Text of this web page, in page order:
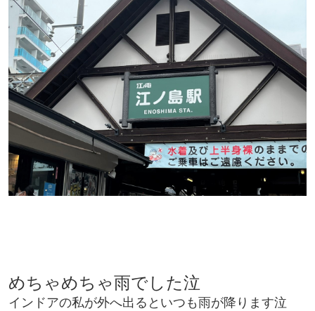
めちゃめちゃ雨でした泣
インドアの私が外へ出るといつも雨が降ります泣